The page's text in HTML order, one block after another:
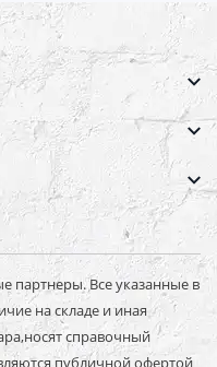
партнеры. Все указанные в
на складе и иная
справочный
публичной офертой